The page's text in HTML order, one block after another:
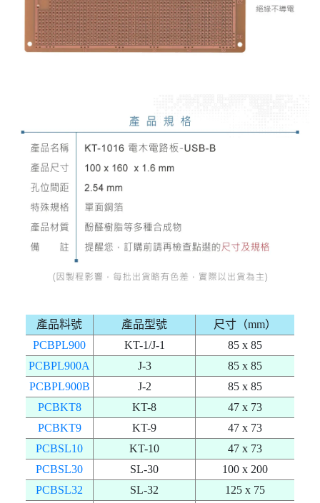
產品料號 產品型號
尺寸（mm）
PCBPL900
KT-1/J-1
85 x 85
PCBPL900A
J-3
85 x 85
PCBPL900B
J-2
85 x 85
PCBKT8
KT-8
47 x 73
PCBKT9
KT-9
47 x 73
PCBSL10
KT-10
47 x 73
PCBSL30
SL-30
100 x 200
PCBSL32
SL-32
125 x 75